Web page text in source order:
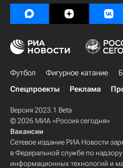
Футбол Фигурное катание
Спецпроекты
Реклама
Версия 2023.1 Beta
© 2026 МИА «Россия сегодня»
Вакансии
Сетевое издание РИА Новости
в Федеральной службе по надзору
информационных технологий и